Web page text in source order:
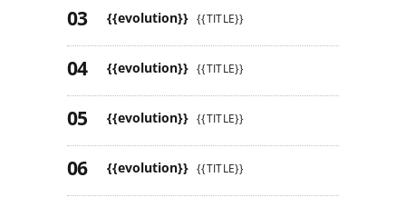
{{evolution}} {{TITLE}}
{{evolution}} {{TITLE}}
{{evolution}} {{TITLE}}
{{evolution}} {{TITLE}}